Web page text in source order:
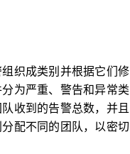
织成类别并根据它们修
为严重、警告和异常类
收到的告警总数，并且
配不同的团队，以密切